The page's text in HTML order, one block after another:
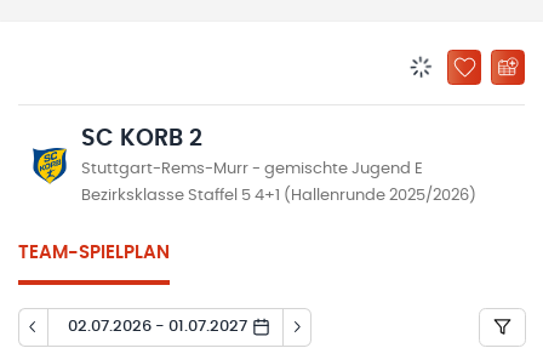
ZU
SC KORB 2
Stuttgart-Rems-Murr - gemischte Jugend E
Bezirksklasse Staffel 5 4+1 (Hallenrunde 2025/2026)
TEAM-SPIELPLAN
02.07.2026 - 01.07.2027